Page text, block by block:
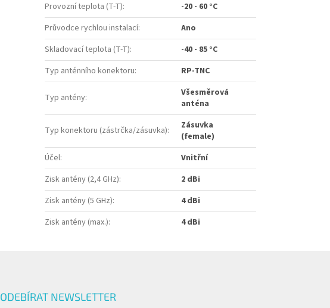
Provozní teplota (T-T):
-20 - 60 °C
Průvodce rychlou instalací:
Ano
Skladovací teplota (T-T):
-40 - 85 °C
Typ anténního konektoru: RP-TNC
Typ antény:
Všesměrová
anténa
Typ konektoru (zástrčka/zásuvka):
Zásuvka
(female)
Účel:
Vnitřní
Zisk antény (2,4 GHz):
2 dBi
Zisk antény (5 GHz):
4 dBi
Zisk antény (max.): 4 dBi
ODEBÍRAT NEWSLETTER